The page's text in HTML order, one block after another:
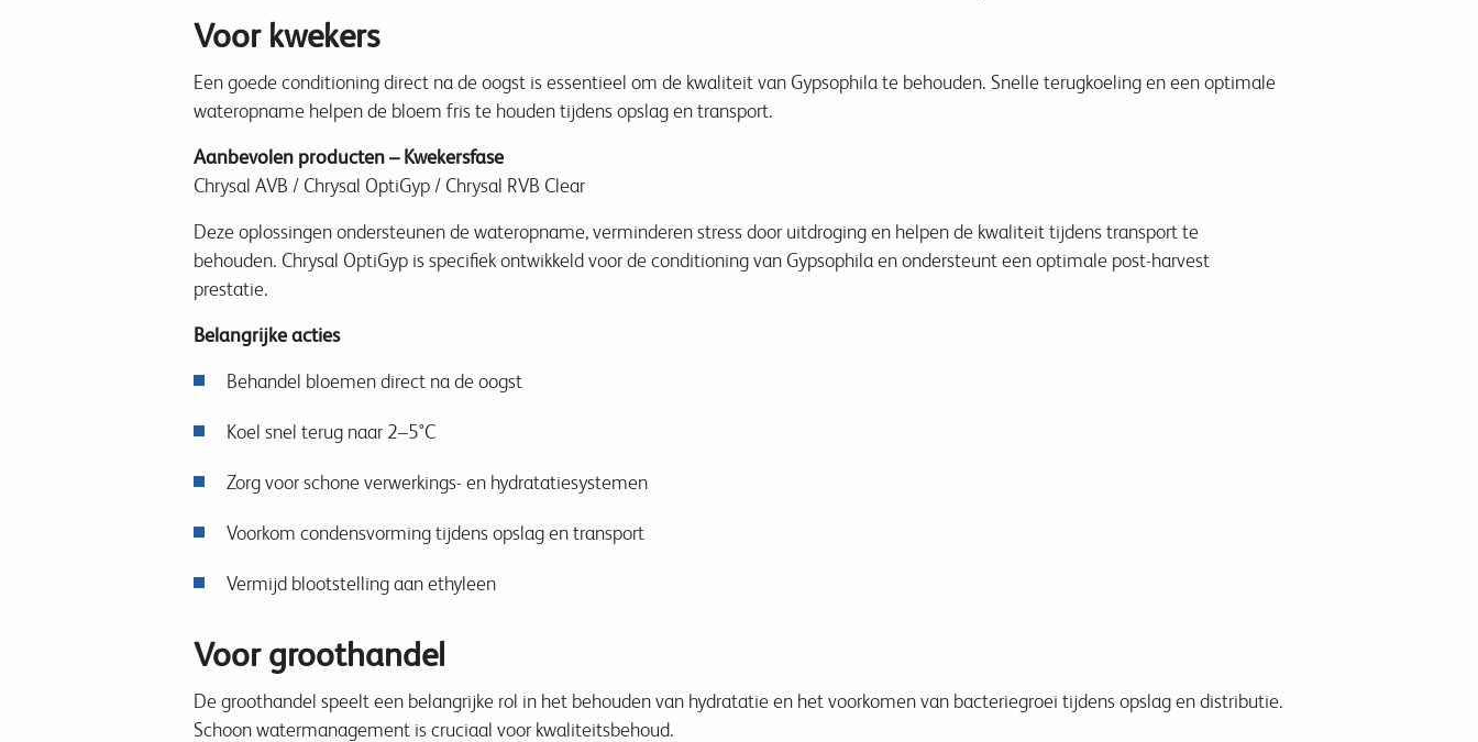
Voor kwekers
Een goede conditioning direct na de oogst is essentieel om de kwaliteit van Gypsophila te behouden. Snelle terugkoeling en een optimale
wateropname helpen de bloem fris te houden tijdens opslag en transport.
Aanbevolen producten – Kwekersfase
Chrysal AVB / Chrysal OptiGyp / Chrysal RVB Clear
Deze oplossingen ondersteunen de wateropname, verminderen stress door uitdroging en helpen de kwaliteit tijdens transport te
behouden. Chrysal OptiGyp is specifiek ontwikkeld voor de conditioning van Gypsophila en ondersteunt een optimale post-harvest
prestatie.
Belangrijke acties
Behandel bloemen direct na de oogst
Koel snel terug naar 2–5°C
Zorg voor schone verwerkings- en hydratatiesystemen
Voorkom condensvorming tijdens opslag en transport
Vermijd blootstelling aan ethyleen
Voor groothandel
De groothandel speelt een belangrijke rol in het behouden van hydratatie en het voorkomen van bacteriegroei tijdens opslag en distributie.
Schoon watermanagement is cruciaal voor kwaliteitsbehoud.